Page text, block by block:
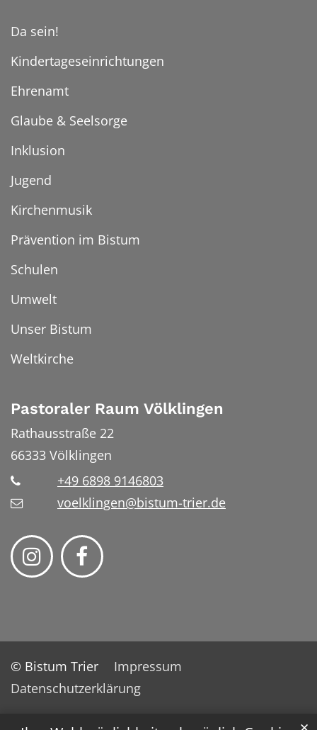
Da sein!
Kindertageseinrichtungen
Ehrenamt
Glaube & Seelsorge
Inklusion
Jugend
Kirchenmusik
Prävention im Bistum
Schulen
Umwelt
Unser Bistum
Weltkirche
Pastoraler Raum Völklingen
Rathausstraße 22
66333 Völklingen
+49 6898 9146803
voelklingen@bistum-trier.de
© Bistum Trier
Impressum
Datenschutzerklärung